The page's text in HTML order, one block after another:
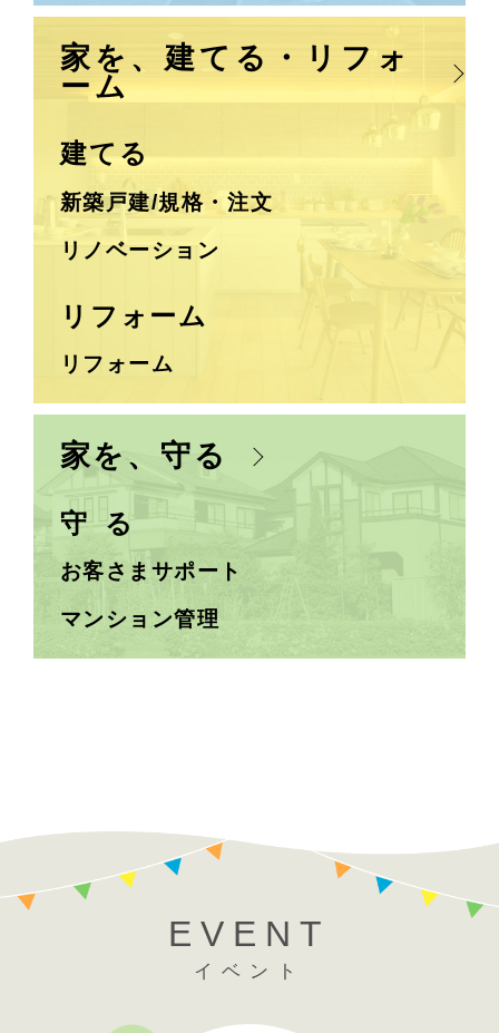
家を、建てる・リフォ
ーム
建てる
新築戸建/規格・注文
リノベーション
リフォーム
リフォーム
家を、守る
守 る
お客さまサポート
マンション管理
EVENT
イベント